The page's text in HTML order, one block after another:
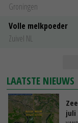
Groningen
Volle melkpoeder
Zuivel NL
LAATSTE NIEUWS
juli